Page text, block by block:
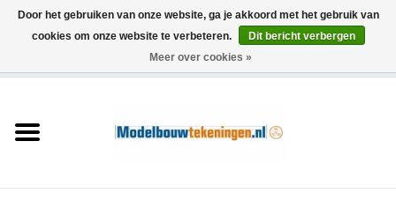
Schepen
Door het gebruiken van onze website, ga je akkoord met het gebruik van
cookies om onze website te verbeteren.
Dit bericht verbergen
Meer over cookies »